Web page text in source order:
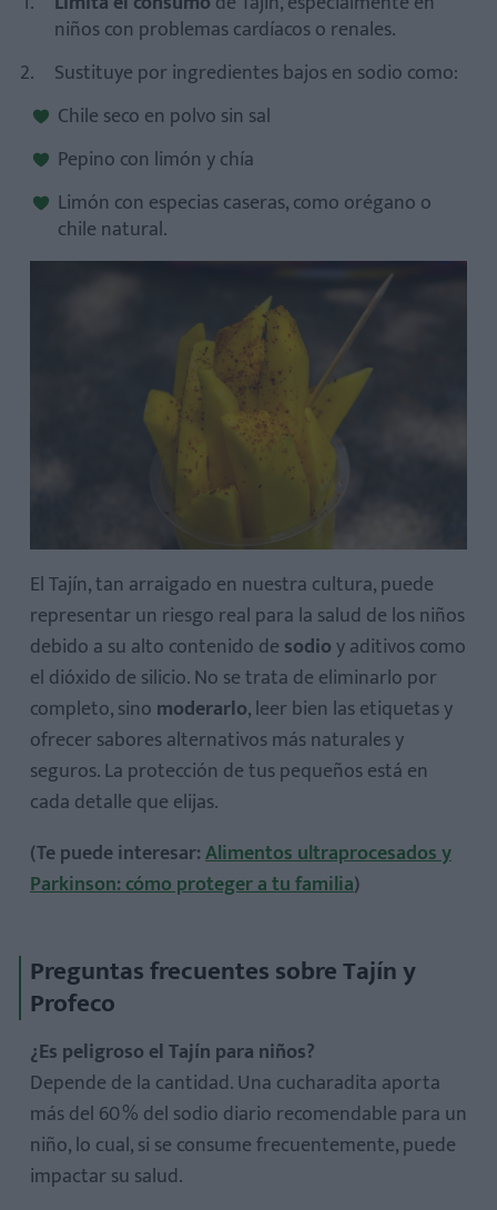
niños con problemas cardíacos o renales.
Sustituye por ingredientes bajos en sodio como:
Chile seco en polvo sin sal
Pepino con limón y chía
Limón con especias caseras, como orégano o
chile natural.
El Tajín, tan arraigado en nuestra cultura, puede
representar un riesgo real para la salud de los niños
debido a su alto contenido de sodioy aditivos como
el dióxido de silicio. No se trata de eliminarlo por
completo, sino moderarlo, leer bien las etiquetas y
ofrecer sabores alternativos más naturales y
seguros. La protección de tus pequeños está en
cada detalle que elijas.
(Te puede interesar:Alimentos ultraprocesados y
Parkinson: cómo proteger a tu familia)
Preguntas frecuentes sobre Tajín y
Profeco
¿Es peligroso el Tajín para niños?
Depende de la cantidad. Una cucharadita aporta
más del 60 % del sodio diario recomendable para un
niño, lo cual, si se consume frecuentemente, puede
impactar su salud.